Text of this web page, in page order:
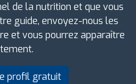
de la nutrition et que vous
guide, envoyez-nous les
et vous pourrez apparaître
profil gratuit